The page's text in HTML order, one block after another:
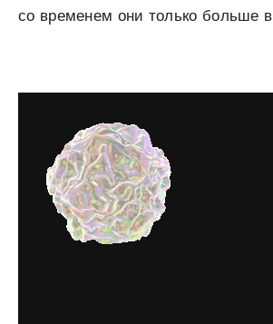
со временем они только больше